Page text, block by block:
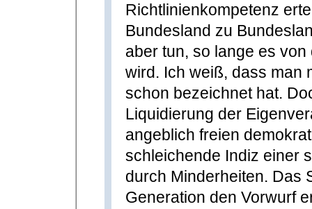
Richtlinienkompetenz
Bundesland zu
aber tun, so lange es
wird. Ich weiß, dass man
schon bezeichnet hat.
Liquidierung der
angeblich freien
schleichende Indiz einer
durch Minderheiten. Das
Generation den Vorwurf